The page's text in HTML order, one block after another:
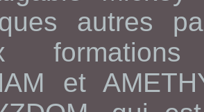
autres
formations
et